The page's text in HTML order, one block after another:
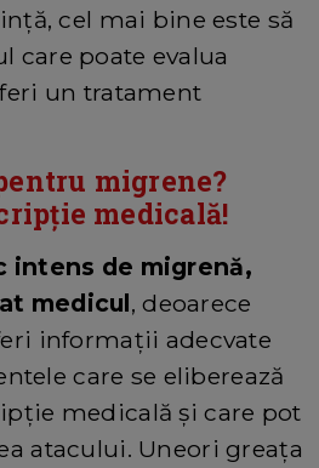
cel mai bine este să
care poate evalua
un tratament
migrene?
medicală!
intens de migrenă,
medicul, deoarece
informații adecvate
care se eliberează
medicală și care pot
atacului. Uneori greața